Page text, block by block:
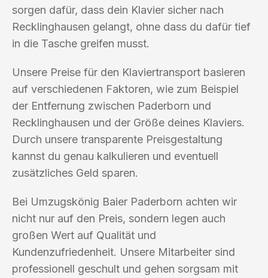
sorgen dafür, dass dein Klavier sicher nach
Recklinghausen gelangt, ohne dass du dafür tief
in die Tasche greifen musst.
Unsere Preise für den Klaviertransport basieren
auf verschiedenen Faktoren, wie zum Beispiel
der Entfernung zwischen Paderborn und
Recklinghausen und der Größe deines Klaviers.
Durch unsere transparente Preisgestaltung
kannst du genau kalkulieren und eventuell
zusätzliches Geld sparen.
Bei Umzugskönig Baier Paderborn achten wir
nicht nur auf den Preis, sondern legen auch
großen Wert auf Qualität und
Kundenzufriedenheit. Unsere Mitarbeiter sind
professionell geschult und gehen sorgsam mit